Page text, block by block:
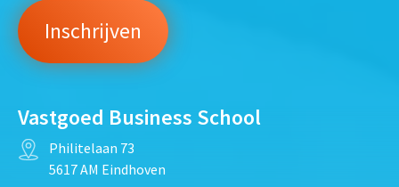
Vastgoed Business School
Philitelaan 73
5617 AM Eindhoven